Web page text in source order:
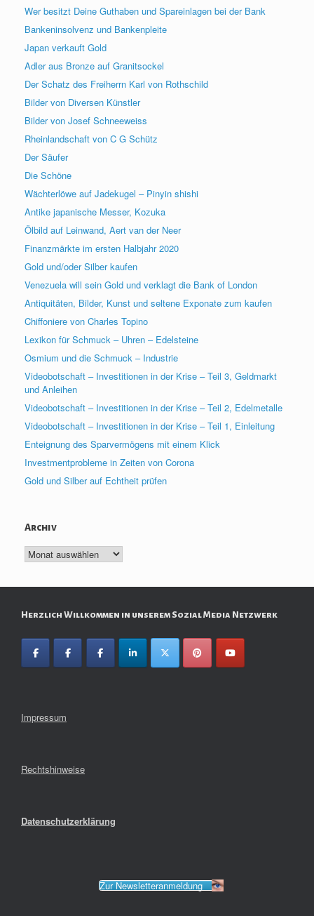
Wer besitzt Deine Guthaben und Spareinlagen bei der Bank
Bankeninsolvenz und Bankenpleite
Japan verkauft Gold
Adler aus Bronze auf Granitsockel
Der Schatz des Freiherrn Karl von Rothschild
Bilder von Diversen Künstler
Bilder von Josef Schneeweiss
Rheinlandschaft von C G Schütz
Der Säufer
Die Schöne
Wächterlöwe auf Jadekugel – Pinyin shishi
Antike japanische Messer, Kozuka
Ölbild auf Leinwand, Aert van der Neer
Finanzmärkte im ersten Halbjahr 2020
Gold und/oder Silber kaufen
Venezuela will sein Gold und verklagt die Bank of London
Antiquitäten, Bilder, Kunst und seltene Exponate zum kaufen
Chiffoniere von Charles Topino
Lexikon für Schmuck – Uhren – Edelsteine
Osmium und die Schmuck – Industrie
Videobotschaft – Investitionen in der Krise – Teil 3, Geldmarkt
und Anleihen
Videobotschaft – Investitionen in der Krise – Teil 2, Edelmetalle
Videobotschaft – Investitionen in der Krise – Teil 1, Einleitung
Enteignung des Sparvermögens mit einem Klick
Investmentprobleme in Zeiten von Corona
Gold und Silber auf Echtheit prüfen
Archiv
Archiv
Herzlich Willkommen in unserem Sozial Media Netzwerk
Impressum
Rechtshinweise
Datenschutzerklärung
Zur Newsletteranmeldung